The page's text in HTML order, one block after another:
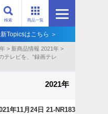
商品一覧
検索
Topicsはこちら ＞
> 新商品情報 2021年 >
テレビを、”録画テレ
2021年
年11月24日 21-NR183